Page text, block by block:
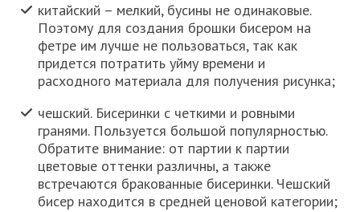
китайский – мелкий, бусины не одинаковые.
Поэтому для создания брошки бисером на
фетре им лучше не пользоваться, так как
придется потратить уйму времени и
расходного материала для получения рисунка;
чешский. Бисеринки с четкими и ровными
гранями. Пользуется большой популярностью.
Обратите внимание: от партии к партии
цветовые оттенки различны, а также
встречаются бракованные бисеринки. Чешский
бисер находится в средней ценовой категории;